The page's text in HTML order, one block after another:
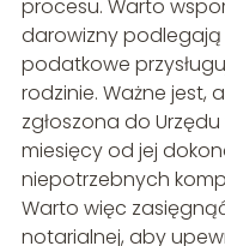
procesu. Warto
darowizny
podatkowe
rodzinie. Ważne jest,
zgłoszona do
miesięcy od jej
niepotrzebnych
Warto więc
notarialnej, aby